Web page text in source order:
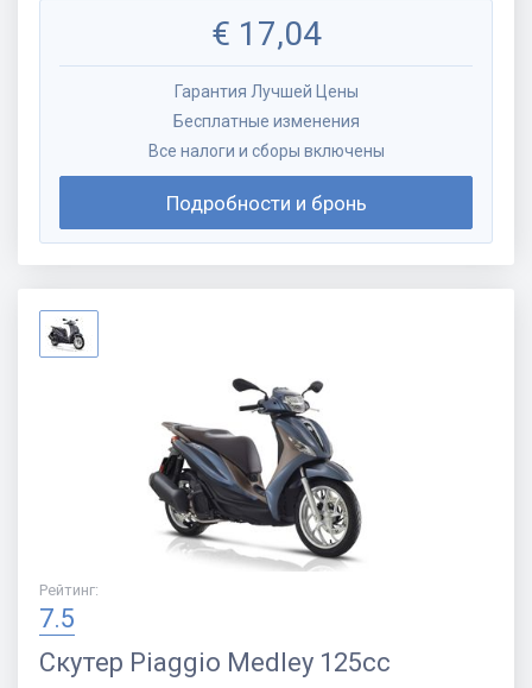
€ 17,04
Гарантия Лучшей Цены
Бесплатные изменения
Все налоги и сборы включены
Подробности и бронь
Рейтинг:
7.5
Скутер Piaggio Medley 125cc